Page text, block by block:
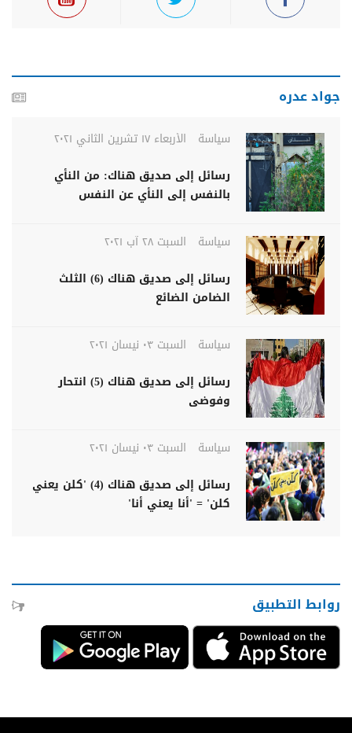
جواد عدره
سياسة
الأربعاء ١٧ تشرين الثاني ٢٠٢١
رسائل إلى صديق هناك: من النأي
بالنفس إلى النأي عن النفس
سياسة
السبت ٢٨ آب ٢٠٢١
رسائل إلى صديق هناك (6) الثلث
الضامن الضائع
سياسة
السبت ٠٣ نيسان ٢٠٢١
رسائل إلى صديق هناك (5) انتحار
وفوضى
سياسة
السبت ٠٣ نيسان ٢٠٢١
رسائل إلى صديق هناك (4) 'كلن يعني
كلن' = 'أنا يعني أنا'
روابط التطبيق